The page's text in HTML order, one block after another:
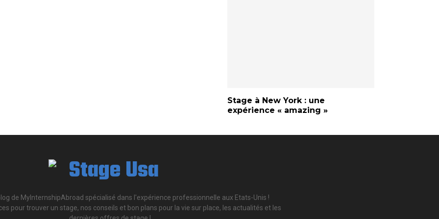
Stage à New York : une
expérience « amazing »
de MyInternshipAbroad spécialisé dans l'expérience professionnelle aux Etats-Unis !
pour trouver un stage, nos conseils et bon plans pour la vie sur place, les actualités et les